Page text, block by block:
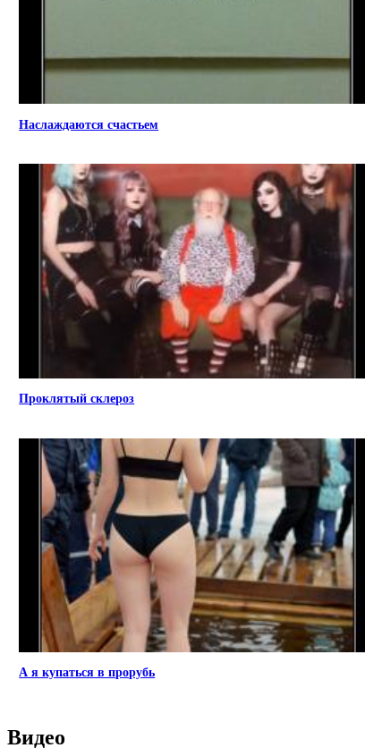
Наслаждаются счастьем
Проклятый склероз
А я купаться в прорубь
Видео